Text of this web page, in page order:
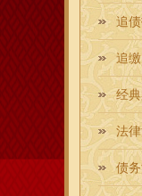
追
追
经
法
债